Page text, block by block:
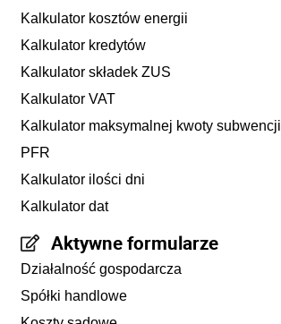
Kalkulator kosztów energii
Kalkulator kredytów
Kalkulator składek ZUS
Kalkulator VAT
Kalkulator maksymalnej kwoty subwencji
PFR
Kalkulator ilości dni
Kalkulator dat
Aktywne formularze
Działalność gospodarcza
Spółki handlowe